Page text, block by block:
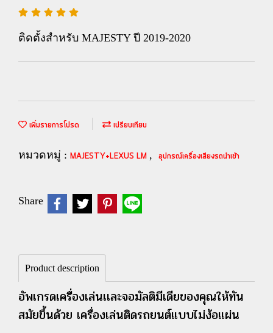
ติดตั้งสำหรับ MAJESTY ปี 2019-2020
เพิ่มรายการโปรด เปรียบเทียบ
หมวดหมู่ : MAJESTY+LEXUS LM , อุปกรณ์เครื่องเสียงรถนำเข้า
Share
Product description
อัพเกรดเครื่องเล่นเเละจอมัลติมีเดียของคุณให้ทัน
สมัยขึ้นด้วย เครื่องเล่นติดรถยนต์แบบไม่ง้อแผ่น